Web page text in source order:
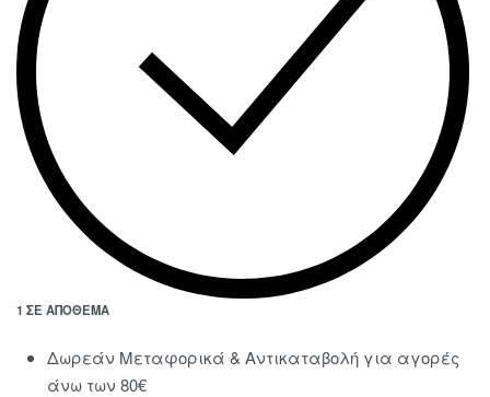
1 ΣΕ ΑΠΌΘΕΜΑ
Δωρεάν Μεταφορικά & Αντικαταβολή για αγορές
άνω των 80€